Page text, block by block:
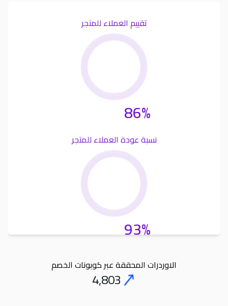
تقييم العملاء للمتجر
86%
نسبة عودة العملاء للمتجر
93%
الاوردرات المحققة عبر كوبونات الخصم
Orders
4,803